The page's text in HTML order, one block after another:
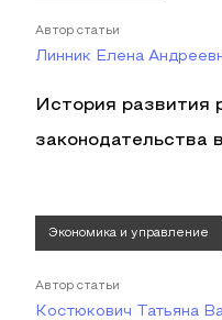
Автор статьи
Линник Елена
История развития
законодательства
Экономика и управление
Автор статьи
Костюкович Татьяна